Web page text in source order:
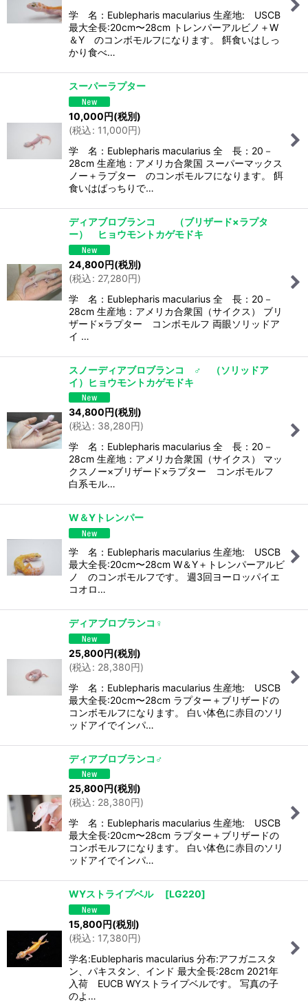
学 名：Eublepharis macularius 生産地: USCB
最大全長:20cm〜28cm トレンパーアルビノ＋W
＆Y のコンボモルフになります。 餌食いはしっ
かり食べ…
スーパーラプター
10,000円(税別)
(税込: 11,000円)
学 名：Eublepharis macularius 全 長：20－
28cm 生産地：アメリカ合衆国 スーパーマックス
ノー＋ラプター のコンボモルフになります。 餌
食いはばっちりで…
ディアブロブランコ （ブリザード×ラプタ
ー） ヒョウモントカゲモドキ
24,800円(税別)
(税込: 27,280円)
学 名：Eublepharis macularius 全 長：20－
28cm 生産地：アメリカ合衆国（サイクス） ブリ
ザード×ラプター コンボモルフ 両眼ソリッドア
イ …
スノーディアブロブランコ ♂ （ソリッドア
イ）ヒョウモントカゲモドキ
34,800 円(税別)
(税込: 38,280円)
学 名：Eublepharis macularius 全 長：20－
28cm 生産地：アメリカ合衆国（サイクス） マッ
クスノー×ブリザード×ラプター コンボモルフ
白系モル…
W＆Yトレンパー
学 名：Eublepharis macularius 生産地: USCB
最大全長:20cm〜28cm W＆Y＋トレンパーアルビ
ノ のコンボモルフです。 週3回ヨーロッパイエ
コオロ…
ディアブロブランコ♀
25,800円(税別)
(税込: 28,380円)
学 名：Eublepharis macularius 生産地: USCB
最大全長:20cm〜28cm ラプター＋ブリザードの
コンボモルフになります。 白い体色に赤目のソリ
ッドアイでインパ…
ディアブロブランコ♂
25,800 円(税別)
(税込: 28,380円)
学 名：Eublepharis macularius 生産地: USCB
最大全長:20cm〜28cm ラプター＋ブリザードの
コンボモルフになります。 白い体色に赤目のソリ
ッドアイでインパ…
WYストライプベル [LG220]
15,800円(税別)
(税込: 17,380円)
学名:Eublepharis macularius 分布:アフガニスタ
ン、パキスタン、インド 最大全長:28cm 2021年
入荷 EUCB WYストライプベルです。 写真の子
のよ…